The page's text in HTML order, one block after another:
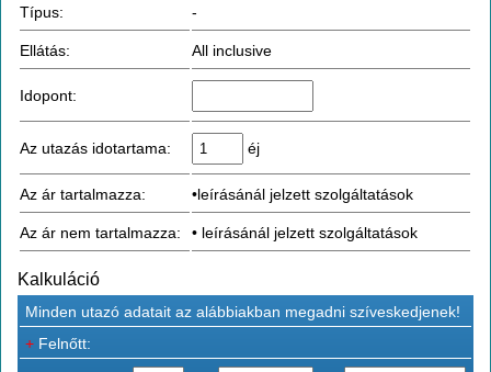
Típus: -
Ellátás: All inclusive
Idopont:
Az utazás idotartama: éj
Az ár tartalmazza: •leírásánál jelzett szolgáltatások
Az ár nem tartalmazza: • leírásánál jelzett szolgáltatások
Kalkuláció
Minden utazó adatait az alábbiakban megadni szíveskedjenek!
+ Felnőtt: